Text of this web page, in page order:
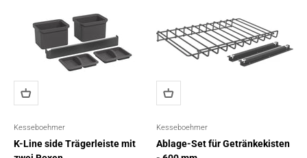
Kesseboehmer
K-Line side Trägerleiste mit
Kesseboehmer
Ablage-Set für Getränkekisten